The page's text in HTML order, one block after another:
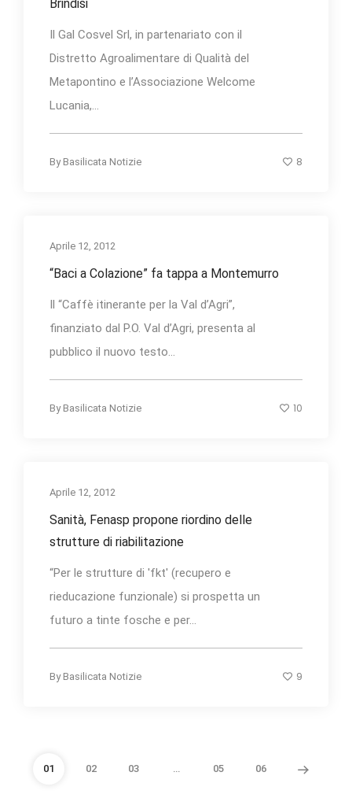
Brindisi
Il Gal Cosvel Srl, in partenariato con il
Distretto Agroalimentare di Qualità del
Metapontino e l’Associazione Welcome
Lucania,...
By Basilicata Notizie 8
Aprile 12, 2012
“Baci a Colazione” fa tappa a Montemurro
Il “Caffè itinerante per la Val d’Agri”,
finanziato dal P.O. Val d’Agri, presenta al
pubblico il nuovo testo...
By Basilicata Notizie 10
Aprile 12, 2012
Sanità, Fenasp propone riordino delle
strutture di riabilitazione
“Per le strutture di 'fkt' (recupero e
rieducazione funzionale) si prospetta un
futuro a tinte fosche e per...
By Basilicata Notizie 9
01 02 03 … 05 06